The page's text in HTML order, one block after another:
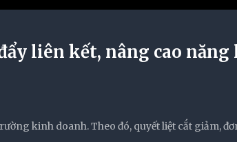
liên kết, nâng cao năng
kinh doanh. Theo đó, quyết liệt cắt giảm,